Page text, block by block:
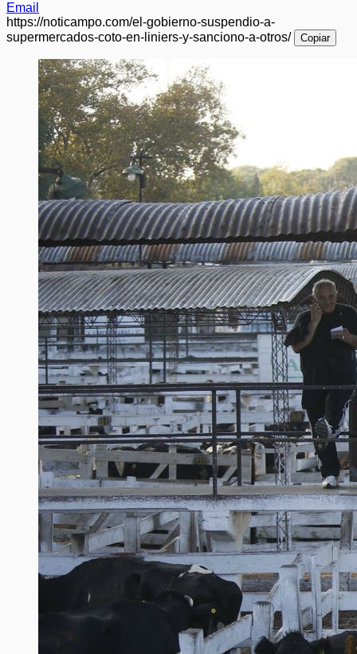
Email
https://noticampo.com/el-gobierno-suspendio-a-
supermercados-coto-en-liniers-y-sanciono-a-otros/
Copiar